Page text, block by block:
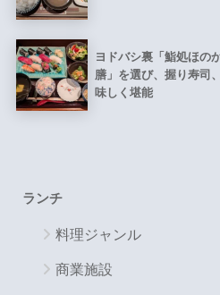
ヨドバシ裏「鮨処ほの
膳」を選び、握り寿司
味しく堪能
ランチ
料理ジャンル
商業施設